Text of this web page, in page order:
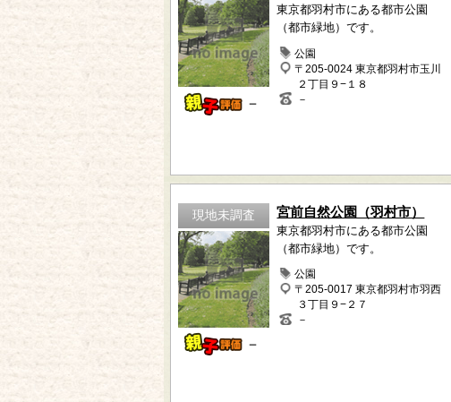
－
東京都羽村市にある都市公園
（都市緑地）です。
公園
〒205-0024 東京都羽村市玉川
２丁目９−１８
－
現地未調査
－
宮前自然公園（羽村市）
東京都羽村市にある都市公園
（都市緑地）です。
公園
〒205-0017 東京都羽村市羽西
３丁目９−２７
－